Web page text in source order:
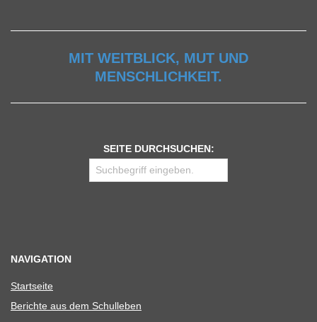
MIT WEITBLICK, MUT UND
MENSCHLICHKEIT.
SEITE DURCHSUCHEN:
NAVIGATION
Start­seite
Berichte aus dem Schulleben